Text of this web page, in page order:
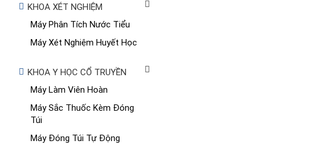
KHOA XÉT NGHIỆM
Máy Phân Tích Nước Tiểu
Máy Xét Nghiệm Huyết Học
KHOA Y HỌC CỔ TRUYỀN
Máy Làm Viên Hoàn
Máy Sắc Thuốc Kèm Đóng
Túi
Máy Đóng Túi Tự Động